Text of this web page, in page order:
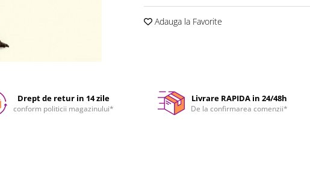
Adauga la Favorite
Drept de retur in 14 zile
conform politicii magazinului*
Livrare RAPIDA in 24/48h
De la confirmarea comenzii*